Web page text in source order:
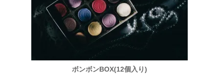
ボンボンBOX(12個入り)